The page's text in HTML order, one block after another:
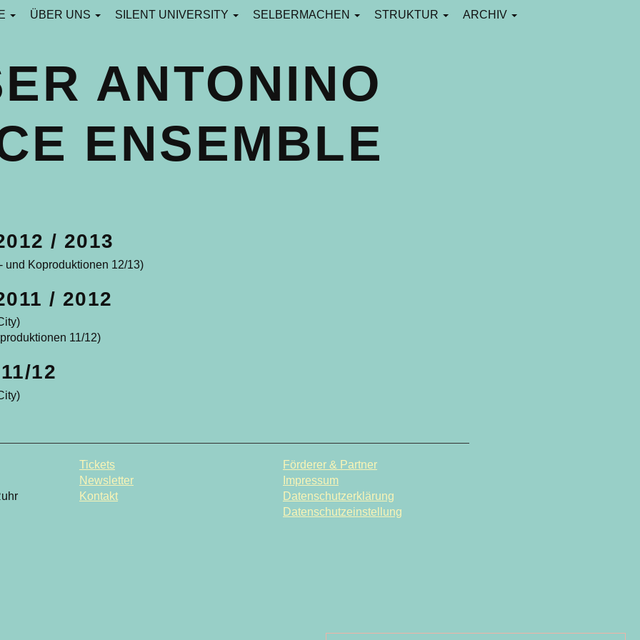
ÜBER UNS SILENT UNIVERSITY SELBERMACHEN STRUKTUR ARCHIV
ANTONINO
ENSEMBLE
/ 2013
und Koproduktionen 12/13)
/ 2012
11/12)
12
Tickets
Newsletter
Kontakt
Förderer & Partner
Impressum
Datenschutzerklärung
Datenschutzeinstellung